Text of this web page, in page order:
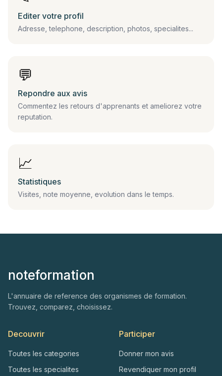
Editer votre profil
Adresse, telephone, description, photos, specialites...
💬
Repondre aux avis
Commentez les retours d'apprenants et ameliorez votre
reputation.
📈
Statistiques
Visites, note moyenne, evolution dans le temps.
noteformation
L'annuaire de reference des organismes de formation.
Trouvez, comparez, choisissez.
Decouvrir
Toutes les categories
Toutes les specialites
Participer
Donner mon avis
Revendiquer mon profil